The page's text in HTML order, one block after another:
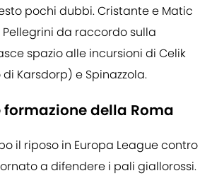
pochi dubbi. Cristante e Matic
da raccordo sulla
spazio alle incursioni di Celik
Karsdorp) e Spinazzola.
della Roma
il riposo in Europa League contro
a difendere i pali giallorossi.